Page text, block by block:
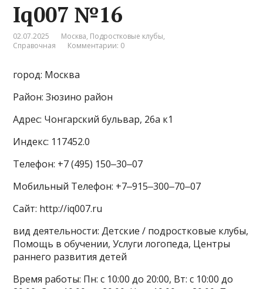
Iq007 №16
02.07.2025 Москва, Подростковые клубы,
Справочная
Комментарии: 0
город: Москва
Район: Зюзино район
Адрес: Чонгарский бульвар, 26а к1
Индекс: 117452.0
Телефон: +7 (495) 150‒30‒07
Мобильный Телефон: +7‒915‒300‒70‒07
Сайт: http://iq007.ru
вид деятельности: Детские / подростковые клубы,
Помощь в обучении, Услуги логопеда, Центры
раннего развития детей
Время работы: Пн: с 10:00 до 20:00, Вт: с 10:00 до